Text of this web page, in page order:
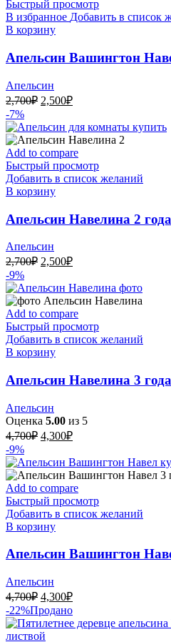
Быстрый просмотр
В избранное Добавить в список
В корзину
Апельсин Вашингтон
Апельсин
2,700₽ Первоначальная
составляла
2,700₽.
2,500₽Текущая
2,500₽.
-7%
Add to compare
Быстрый просмотр
Добавить в список желаний
В корзину
Апельсин Навелина 2 года
Апельсин
2,700₽ Первоначальная
составляла
2,700₽.
2,500₽Текущая
2,500₽.
-9%
Add to compare
Быстрый просмотр
Добавить в список желаний
В корзину
Апельсин Навелина 3 года
Апельсин
Оценка 5.00 из 5
4,700₽ Первоначальная
составляла
4,700₽.
4,300₽Текущая
4,300₽.
-9%
Add to compare
Быстрый просмотр
Добавить в список желаний
В корзину
Апельсин Вашингтон
Апельсин
4,700₽ Первоначальная
цена
составляла
4,700₽.
4,300₽Текущая
4,300₽.
-22%Продано